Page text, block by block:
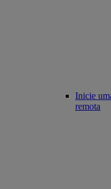
Inicie
remota